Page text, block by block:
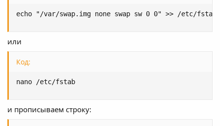
echo "/var/swap.img none swap sw 0 0" >> /etc/fstab
или
Код:
nano /etc/fstab
и прописываем строку: